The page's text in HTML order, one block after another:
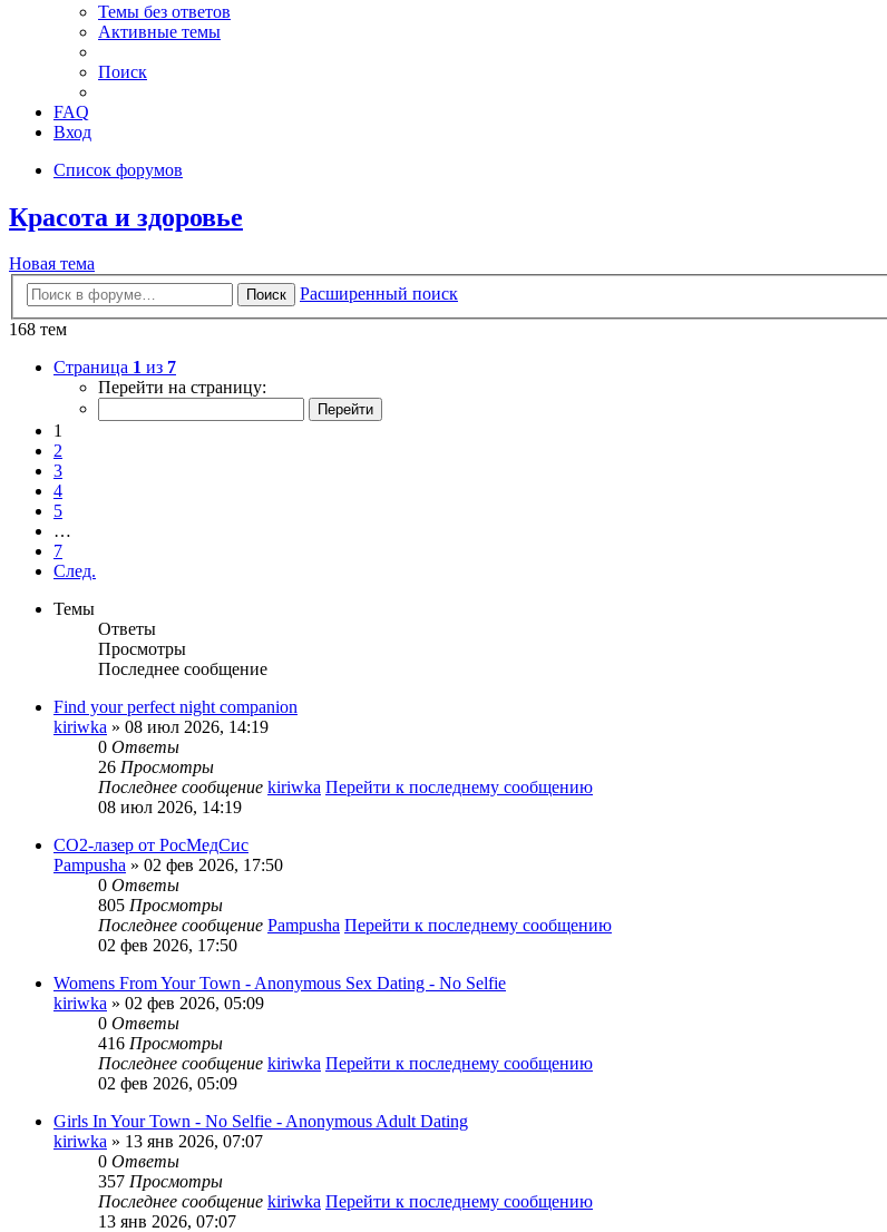
Темы без ответов
Активные темы
Поиск
FAQ
Вход
Список форумов
Красота и здоровье
Новая тема
Поиск
Расширенный поиск
168 тем
Страница 1 из 7
Перейти на страницу:
1
2
3
4
5
…
7
След.
Темы
Ответы
Просмотры
Последнее сообщение
Find your perfect night companion
kiriwka » 08 июл 2026, 14:19
0 Ответы
26 Просмотры
Последнее сообщение kiriwka Перейти к последнему сообщению
08 июл 2026, 14:19
CO2-лазер от РосМедСис
Pampusha » 02 фев 2026, 17:50
0 Ответы
805 Просмотры
Последнее сообщение Pampusha Перейти к последнему сообщению
02 фев 2026, 17:50
Womens From Your Town - Anonymous Sex Dating - No Selfie
kiriwka » 02 фев 2026, 05:09
0 Ответы
416 Просмотры
Последнее сообщение kiriwka Перейти к последнему сообщению
02 фев 2026, 05:09
Girls In Your Town - No Selfie - Anonymous Adult Dating
kiriwka » 13 янв 2026, 07:07
0 Ответы
357 Просмотры
Последнее сообщение kiriwka Перейти к последнему сообщению
13 янв 2026, 07:07